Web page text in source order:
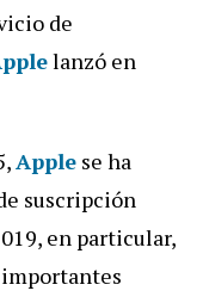
de
lanzó en
Apple se ha
suscripción
en particular,